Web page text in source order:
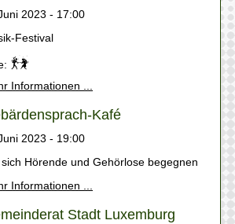
2023 - 17:00
Festival
Informationen ...
Kafé
2023 - 19:00
Hörende und Gehörlose begegnen
Informationen ...
Stadt Luxemburg